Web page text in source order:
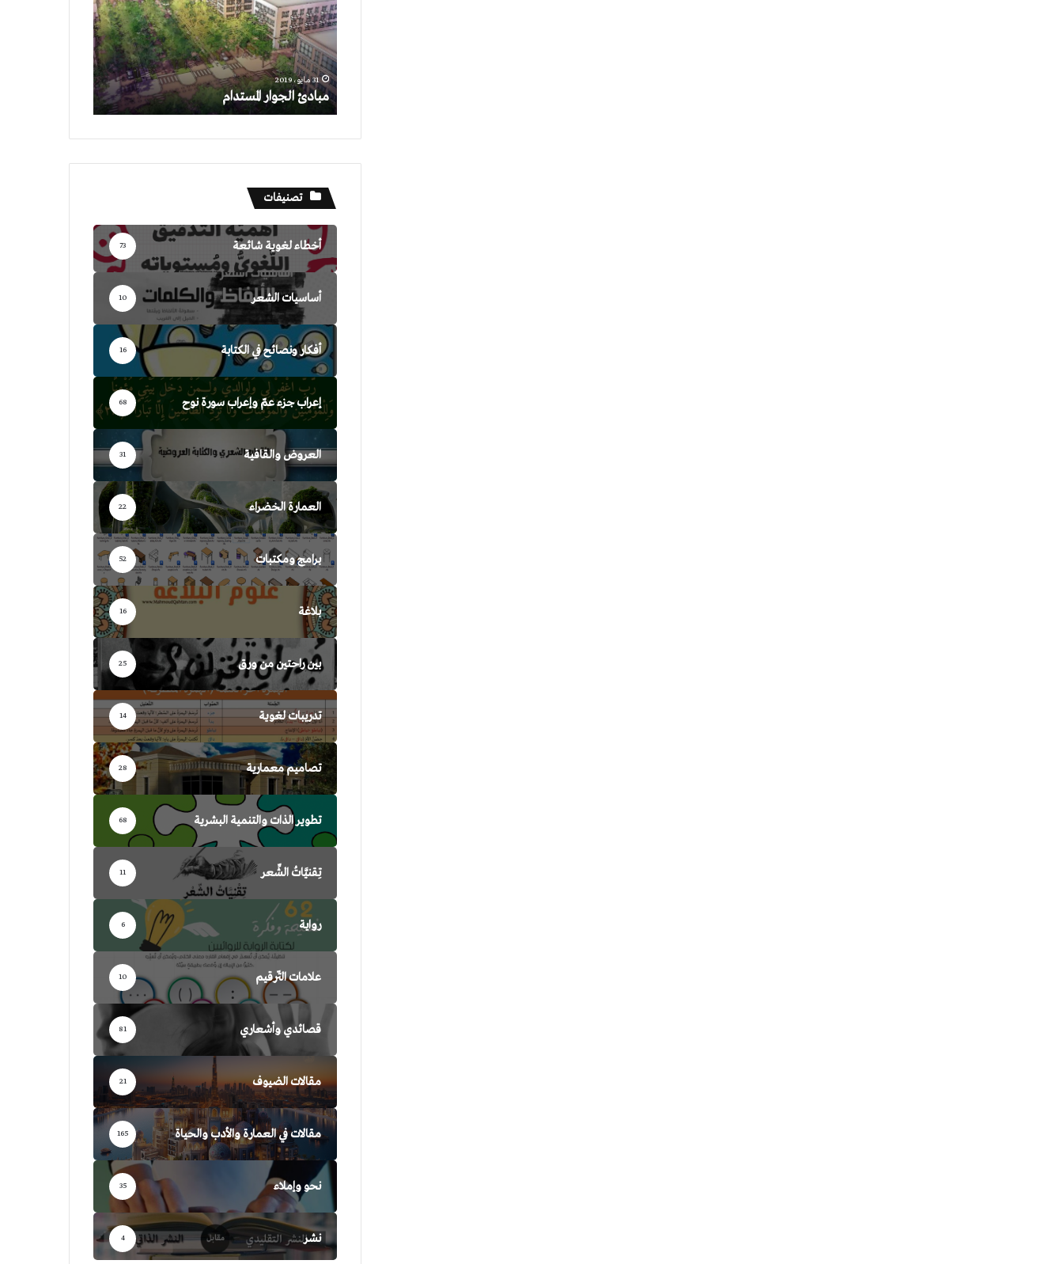
31 مايو، 2019
مبادئ الجوار المستدام
تصنيفات
أخطاء لغوية شائعة 73
أساسيات الشعر 10
أفكار ونصائح في الكتابة 16
إعراب جزء عمّ وإعراب سورة نوح 68
العروض والقافية 31
العمارة الخضراء 22
برامج ومكتبات 52
بلاغة 16
بين راحتين من ورق 25
تدريبات لغوية 14
تصاميم معمارية 28
تطوير الذات والتنمية البشرية 68
تِقنيَّاتُ الشِّعر 11
رواية 6
علامات التّرقيم 10
قصائدي وأشعاري 81
مقالات الضيوف 21
مقالات في العمارة والأدب والحياة 165
نحو وإملاء 35
نشر 4